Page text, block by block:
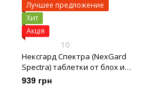
Лучшее предложение
Хит
Акція
10
Нексгард Спектра (NexGard
Spectra) таблетки от блох и
клещей для собак весом 3,5-
7,5 кг, 3 таб
939 грн